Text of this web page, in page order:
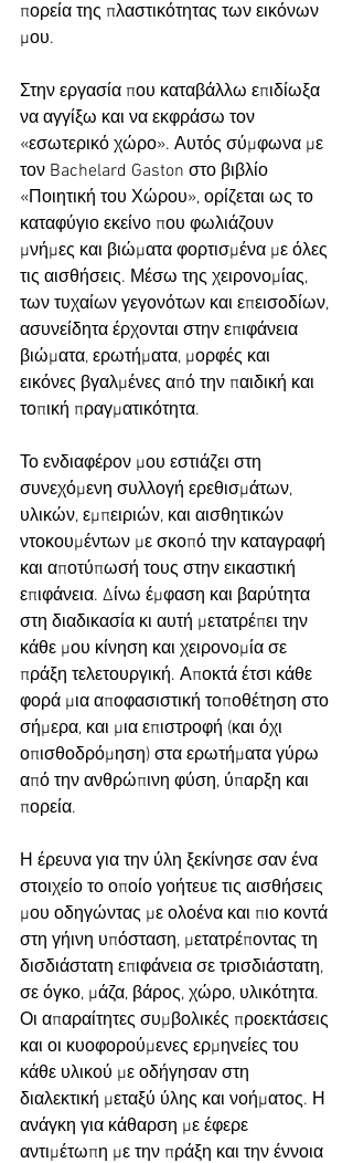
πορεία της πλαστικότητας των εικόνων
μου.
Στην εργασία που καταβάλλω επιδίωξα
να αγγίξω και να εκφράσω τον
«εσωτερικό χώρο». Αυτός σύμφωνα με
τον Bachelard Gaston στο βιβλίο
«Ποιητική του Χώρου», ορίζεται ως το
καταφύγιο εκείνο που φωλιάζουν
μνήμες και βιώματα φορτισμένα με όλες
τις αισθήσεις. Μέσω της χειρονομίας,
των τυχαίων γεγονότων και επεισοδίων,
ασυνείδητα έρχονται στην επιφάνεια
βιώματα, ερωτήματα, μορφές και
εικόνες βγαλμένες από την παιδική και
τοπική πραγματικότητα.
Το ενδιαφέρον μου εστιάζει στη
συνεχόμενη συλλογή ερεθισμάτων,
υλικών, εμπειριών, και αισθητικών
ντοκουμέντων με σκοπό την καταγραφή
και αποτύπωσή τους στην εικαστική
επιφάνεια. Δίνω έμφαση και βαρύτητα
στη διαδικασία κι αυτή μετατρέπει την
κάθε μου κίνηση και χειρονομία σε
πράξη τελετουργική. Αποκτά έτσι κάθε
φορά μια αποφασιστική τοποθέτηση στο
σήμερα, και μια επιστροφή (και όχι
οπισθοδρόμηση) στα ερωτήματα γύρω
από την ανθρώπινη φύση, ύπαρξη και
πορεία.
Η έρευνα για την ύλη ξεκίνησε σαν ένα
στοιχείο το οποίο γοήτευε τις αισθήσεις
μου οδηγώντας με ολοένα και πιο κοντά
στη γήινη υπόσταση, μετατρέποντας τη
δισδιάστατη επιφάνεια σε τρισδιάστατη,
σε όγκο, μάζα, βάρος, χώρο, υλικότητα.
Οι απαραίτητες συμβολικές προεκτάσεις
και οι κυοφορούμενες ερμηνείες του
κάθε υλικού με οδήγησαν στη
διαλεκτική μεταξύ ύλης και νοήματος. Η
ανάγκη για κάθαρση με έφερε
αντιμέτωπη με την πράξη και την έννοια